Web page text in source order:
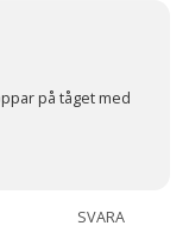
på tåget med
SVARA